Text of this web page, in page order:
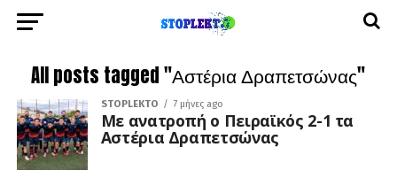
All posts tagged "Αστέρια Δραπετσώνας"
STOPLEKTO 7 μήνες ago
Με ανατροπή ο Πειραϊκός 2-1 τα
Αστέρια Δραπετσώνας